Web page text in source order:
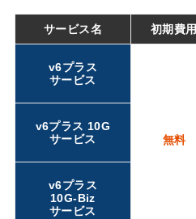
サービス名 初期費用
v6プラス
サービス
無料
v6プラス 10G
サービス
v6プラス
10G-Biz
サービス